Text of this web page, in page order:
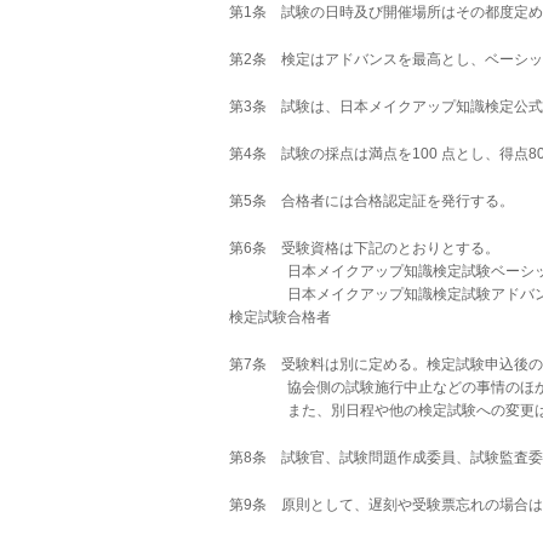
第1条 試験の日時及び開催場所はその都度定
第2条 検定はアドバンスを最高とし、ベーシ
第3条 試験は、日本メイクアップ知識検定公
第4条 試験の採点は満点を100 点とし、得点
第5条 合格者には合格認定証を発行する。
第6条 受験資格は下記のとおりとする。
日本メイクアップ知識検定試験ベーシッ
日本メイクアップ知識検定試験アド
検定試験合格者
第7条 受験料は別に定める。検定試験申込後
協会側の試験施行中止などの事情のほか
また、別日程や他の検定試験への変更は
第8条 試験官、試験問題作成委員、試験監査
第9条 原則として、遅刻や受験票忘れの場合